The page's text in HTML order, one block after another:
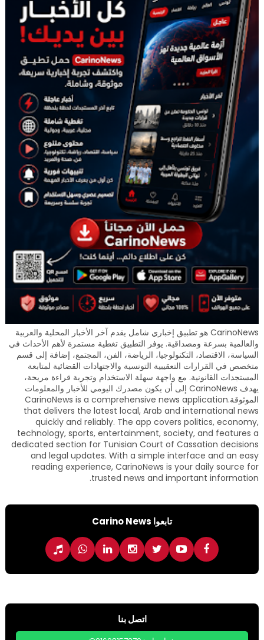
CarinoNews هو تطبيق إخباري شامل يقدم آخر الأخبار المحلية والعربية
والعالمية بسرعة ومصداقية. يوفر التطبيق تغطية مستمرة لأهم الأحداث في
السياسة، الاقتصاد، التكنولوجيا، الرياضة، الفن، المجتمع، إضافة إلى قسم
متخصص في القرارات التعقيبية التونسية والاجتهادات القضائية لمتابعة
المستجدات القانونية. مع واجهة سهلة الاستخدام وتجربة قراءة مريحة،
يهدف CarinoNews إلى أن يكون مصدرك اليومي للأخبار والمعلومات
الموثوقة.CarinoNews is a comprehensive news application
that delivers the latest local, Arab and international news
quickly and reliably. The app covers politics, economy,
technology, sports, entertainment, society, and features a
dedicated section for Tunisian Court of Cassation decisions
and legal updates. With a simple interface and an easy
reading experience, CarinoNews is your daily source for
trusted news and important information.
تابعوا Carino News
اتصل بنا